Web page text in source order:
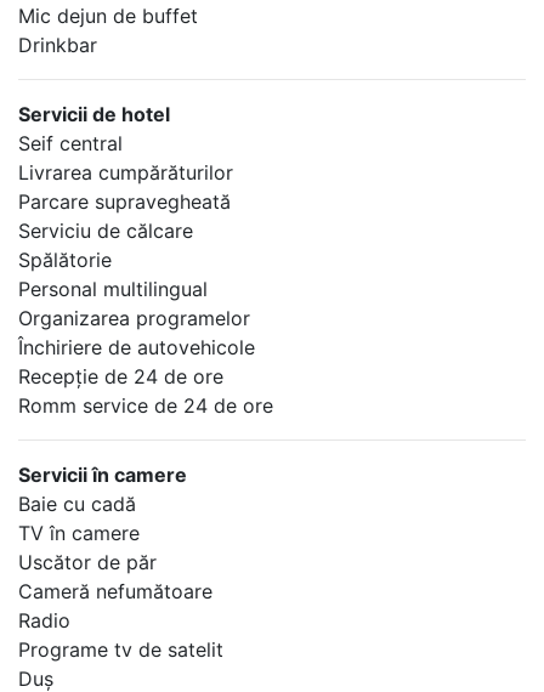
Mic dejun de buffet
Drinkbar
Servicii de hotel
Seif central
Livrarea cumpărăturilor
Parcare supravegheată
Serviciu de călcare
Spălătorie
Personal multilingual
Organizarea programelor
Închiriere de autovehicole
Recepţie de 24 de ore
Romm service de 24 de ore
Servicii în camere
Baie cu cadă
TV în camere
Uscător de păr
Cameră nefumătoare
Radio
Programe tv de satelit
Duş